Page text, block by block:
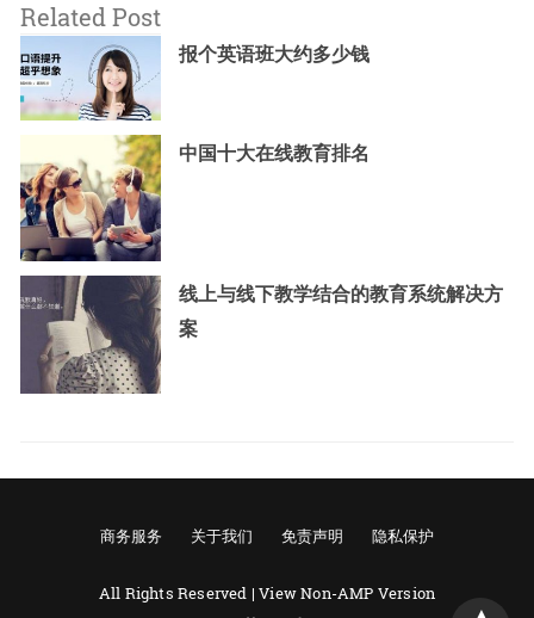
Related Post
报个英语班大约多少钱
中国十大在线教育排名
线上与线下教学结合的教育系统解决方
案
商务服务 关于我们 免责声明 隐私保护
All Rights Reserved |View Non-AMP Version